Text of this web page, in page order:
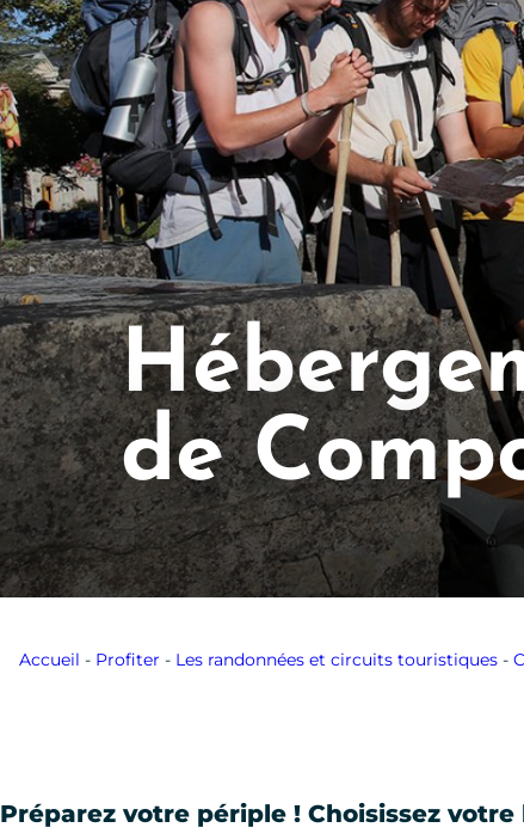
de
Accueil - Profiter - Les randonnées et circuits touristiques-
Préparez votre périple ! Choisissez